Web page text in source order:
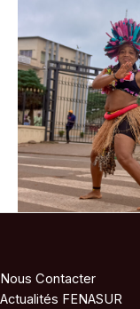
Nous Contacter
Actualités FENASUR